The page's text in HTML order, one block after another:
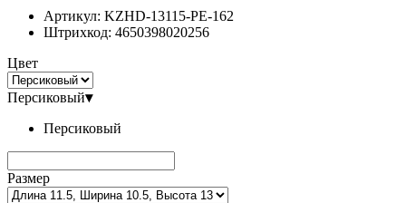
Артикул: KZHD-13115-PE-162
Штрихкод: 4650398020256
Цвет
Персиковый▾
Персиковый
Размер